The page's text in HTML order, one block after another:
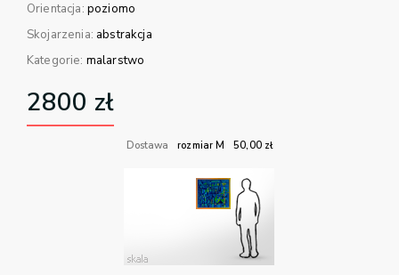
Orientacja: poziomo
Skojarzenia: abstrakcja
Kategorie: malarstwo
2800 zł
Dostawa rozmiar M 50,00 zł